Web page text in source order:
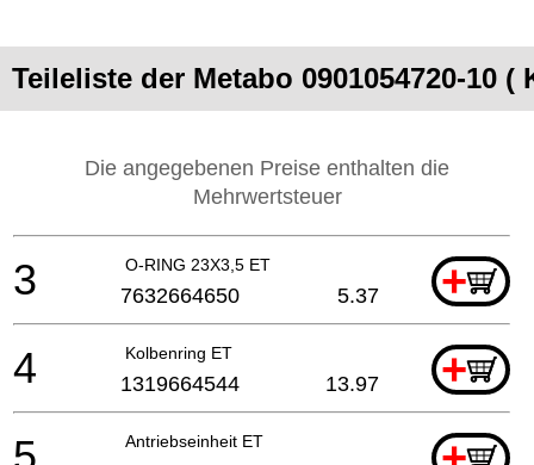
Teileliste der Metabo 0901054720-10 (
Die angegebenen Preise enthalten die
Mehrwertsteuer
O-RING 23X3,5 ET +
3 7632664650 5.37
Kolbenring ET +
4 1319664544 13.97
Antriebseinheit ET